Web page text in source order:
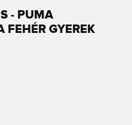
- PUMA
FEHÉR GYEREK